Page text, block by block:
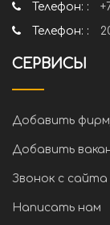
Телефон: :
Телефон: :
СЕРВИСЫ
Добавить
Добавить
Звонок с сайта
Написать нам